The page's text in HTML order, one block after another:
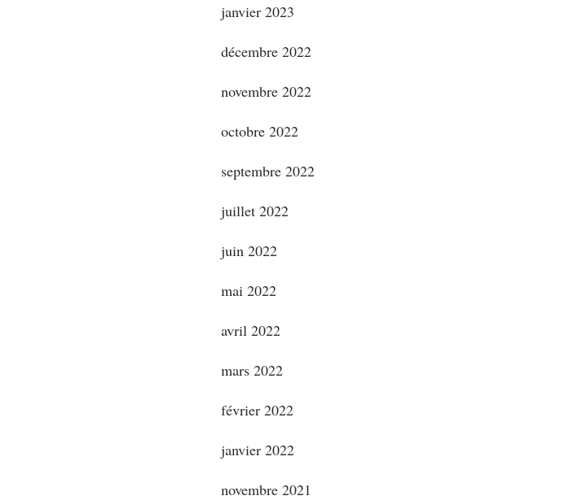
janvier 2023
décembre 2022
novembre 2022
octobre 2022
septembre 2022
juillet 2022
juin 2022
mai 2022
avril 2022
mars 2022
février 2022
janvier 2022
novembre 2021